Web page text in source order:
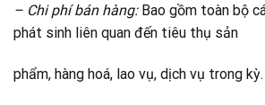
– Chi phí bán hàng:Bao gồm toàn bộ
phát sinh liên quan đến tiêu thụ sản
phẩm, hàng hoá, lao vụ, dịch vụ trong kỳ.